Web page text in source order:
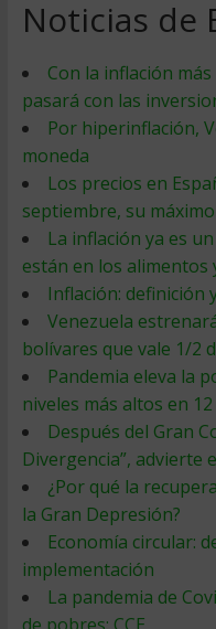
Noticias de
Con la inflación
pasará con las
Por hiperinflación,
moneda
Los precios en
septiembre, su
La inflación ya es
están en los alimentos
Inflación: definición
Venezuela
bolívares que vale 1/2
Pandemia eleva la
niveles más altos en
Después del Gran
Divergencia”, advierte
¿Por qué la
la Gran Depresión?
Economía circular:
implementación
La pandemia de